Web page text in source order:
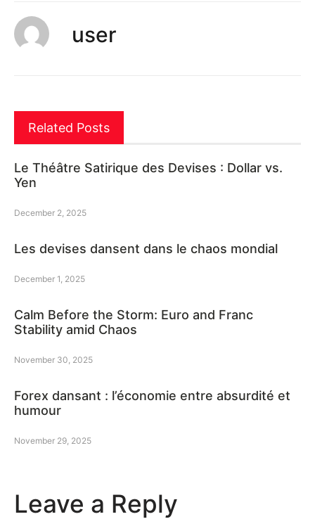
user
Related Posts
Le Théâtre Satirique des Devises : Dollar vs.
Yen
December 2, 2025
Les devises dansent dans le chaos mondial
December 1, 2025
Calm Before the Storm: Euro and Franc
Stability amid Chaos
November 30, 2025
Forex dansant : l’économie entre absurdité et
humour
November 29, 2025
Leave a Reply